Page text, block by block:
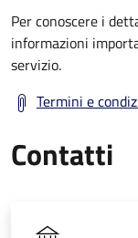
Per conoscere i
informazioni
servizio.
Termini e
Contatti